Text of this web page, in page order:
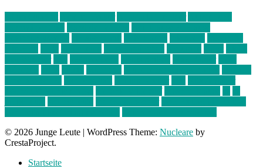
© 2026 Junge Leute | WordPress Theme: Nucleare by
CrestaProject.
Startseite